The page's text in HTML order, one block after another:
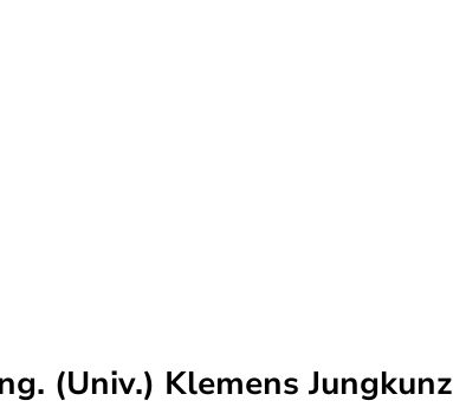
(Univ.) Klemens Jungkunz